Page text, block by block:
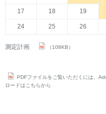
17 18 19
24 25 26
測定計画 （108KB）
PDFファイルをご覧いただくには、
ロードはこちらから